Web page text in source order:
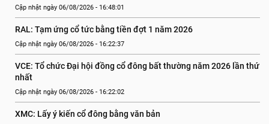
Cập nhật ngày 06/08/2026 - 16:48:01
RAL: Tạm ứng cổ tức bằng tiền đợt 1 năm 2026
Cập nhật ngày 06/08/2026 - 16:22:37
VCE: Tổ chức Đại hội đồng cổ đông bất thường năm 2026 lần thứ
nhất
Cập nhật ngày 06/08/2026 - 16:22:02
XMC: Lấy ý kiến cổ đông bằng văn bản